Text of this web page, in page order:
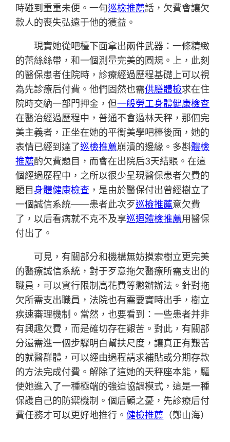
時碰到重重未便。一句巡檢推薦話，欠費會讓欠
款人的喪失弘遠于他的獲益。
現實她從吧檯下面拿出兩件武器：一條精緻
的蕾絲絲帶，和一個測量完美的圓規。上，此刻
的醫保患者住院時，診療經過歷程基礎上可以視
為先診療后付費。他們固然也需供膳體檢求在住
院時交納一部門押金，但一般勞工身體健康檢查
在醫治經過歷程中，普通不會過林天秤，那個完
美主義者，正坐在她的平衡美學吧檯後面，她的
表情已經到達了巡檢推薦崩潰的邊緣。多斟體檢
推薦酌欠費題目，而會在出院后3天結賬。在這
個經過歷程中，之所以很少呈現醫保患者欠費的
題目 身體健康檢查 ，是由於醫保付出曾經樹立了
一個誠信系統——患者此次歹巡檢推薦意欠費
了，以后看病就不克不及享巡迴體檢推薦用醫保
付出了。
可見，有關部分和機構無妨摸索樹立更完美
的醫療誠信系統，對于歹意拖欠醫療所需支出的
職員，可以實行限制高花費等懲辦辦法。針對拖
欠所需支出職員，法院也有需要實時出手，樹立
疾速審理機制。當然，也要看到：一些患者并非
有興趣欠費，而是確切存在艱苦。對此，有關部
分還需進一個步驟明白幫扶尺度，讓真正有艱苦
的就醫群體，可以經由過程請求補貼或分期存款
的方法完成付費。解除了這她的天秤座本能，驅
使她進入了一種極端的強迫協調模式，這是一種
保護自己的防禦機制。個后顧之憂，先診療后付
費任務才可以更好地推行。健檢推薦 （鄭山海）